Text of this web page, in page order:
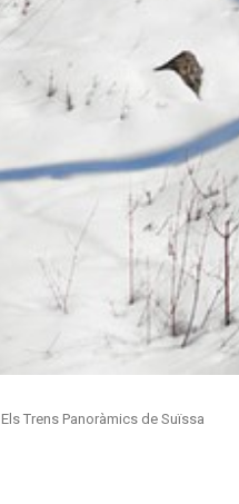
Els Trens Panoràmics de Suïssa